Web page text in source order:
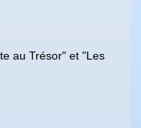
au Trésor" et "Les